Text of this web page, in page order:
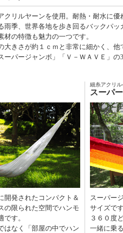
クリルヤーンを使用。耐熱・耐水に
雨季、世界各地を歩き回るバックパ
材の特徴も魅力の一つです。
大きさが約１ｃｍと非常に細かく、
ーパージャンボ」「Ｖ－ＷＡＶＥ」の
開発されたコンパクト＆
の限られた空間でハンモ
です。
はなく「部屋の中でハン
細糸アクリル
スーパ
スーパー
サイズです
３６０度
一緒に乗